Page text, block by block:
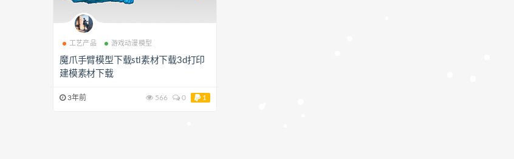
工艺产品 游戏动漫模型
魔爪手臂模型下载stl素材下载3d打印
建模素材下载
3年前 566 0 1